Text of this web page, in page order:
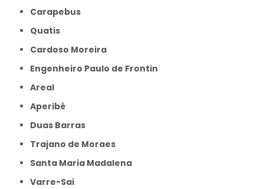
Carapebus
Quatis
Cardoso Moreira
Engenheiro Paulo de Frontin
Areal
Aperibé
Duas Barras
Trajano de Moraes
Santa Maria Madalena
Varre-Sai